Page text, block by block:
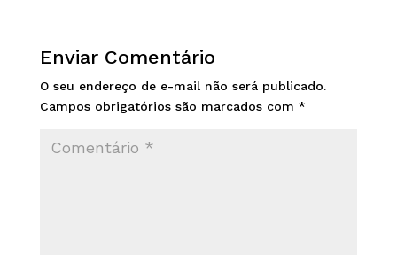
Enviar Comentário
O seu endereço de e-mail não será publicado.
Campos obrigatórios são marcados com *